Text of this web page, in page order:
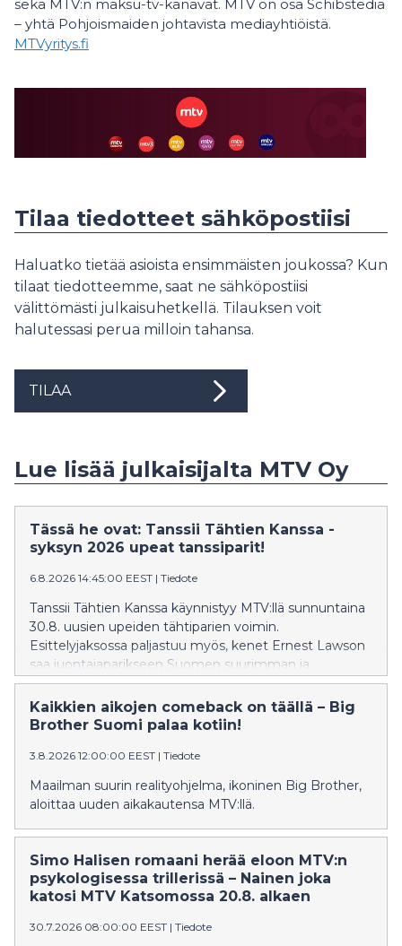
sekä MTV:n maksu-tv-kanavat. MTV on osa Schibstediä
– yhtä Pohjoismaiden johtavista mediayhtiöistä.
MTVyritys.fi
Tilaa tiedotteet sähköpostiisi
Haluatko tietää asioista ensimmäisten joukossa? Kun
tilaat tiedotteemme, saat ne sähköpostiisi
välittömästi julkaisuhetkellä. Tilauksen voit
halutessasi perua milloin tahansa.
TILAA
Lue lisää julkaisijalta MTV Oy
Tässä he ovat: Tanssii Tähtien Kanssa -
syksyn 2026 upeat tanssiparit!
6.8.2026 14:45:00 EEST | Tiedote
Tanssii Tähtien Kanssa käynnistyy MTV:llä sunnuntaina
30.8. uusien upeiden tähtiparien voimin.
Esittelyjaksossa paljastuu myös, kenet Ernest Lawson
saa juontajaparikseen Suomen suurimman ja
säihkyvimmän show’n 19. kaudella. Sunnuntaista 6.9.
lähtien katsojia hellitään toinen toistaan
näyttävämmillä tanssiesityksillä ja uudistuneen TTK-
Kaikkien aikojen comeback on täällä – Big
Brother Suomi palaa kotiin!
3.8.2026 12:00:00 EEST | Tiedote
Maailman suurin realityohjelma, ikoninen Big Brother,
aloittaa uuden aikakautensa MTV:llä.
Simo Halisen romaani herää eloon MTV:n
psykologisessa trillerissä – Nainen joka
katosi MTV Katsomossa 20.8. alkaen
30.7.2026 08:00:00 EEST | Tiedote